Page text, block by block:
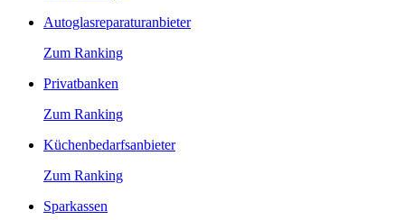
Autoglasreparaturanbieter
Zum Ranking
Privatbanken
Zum Ranking
Küchenbedarfsanbieter
Zum Ranking
Sparkassen